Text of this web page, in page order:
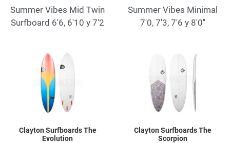
Summer Vibes Mid Twin
Surfboard 6'6, 6'10 y 7'2
Summer Vibes Minimal
7'0, 7'3, 7'6 y 8'0''
Clayton Surfboards The
Evolution
Clayton Surfboards The
Scorpion